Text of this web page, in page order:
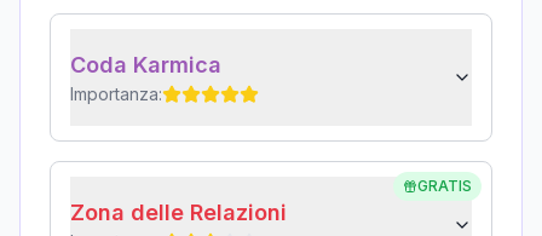
Coda Karmica
Importanza:
GRATIS
Zona delle Relazioni